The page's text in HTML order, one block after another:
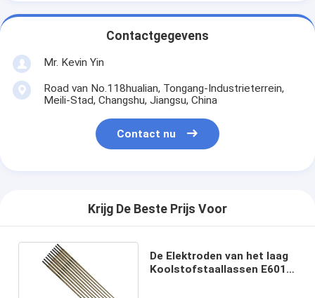
Contactgegevens
Mr. Kevin Yin
Road van No.118hualian, Tongang-Industrieterrein,
Meili-Stad, Changshu, Jiangsu, China
Contact nu
Krijg De Beste Prijs Voor
De Elektroden van het laag
Koolstofstaallassen E6013